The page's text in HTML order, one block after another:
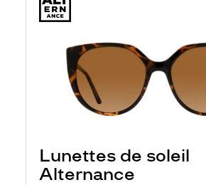
Lunettes de soleil
Alternance